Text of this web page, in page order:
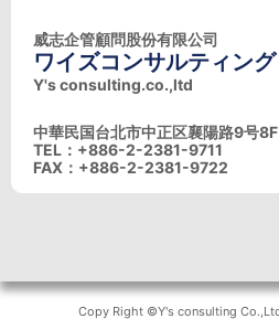
威志企管顧問股份有限公司
ワイズコンサルティング
Y's consulting.co.,ltd
中華民国台北市中正区襄陽路9号8F
TEL：+886-2-2381-9711
FAX：+886-2-2381-9722
Copy Right ©Y's consulting